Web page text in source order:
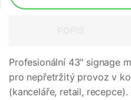
Profesionální 43" signage
pro nepřetržitý provoz v
(kanceláře, retail,